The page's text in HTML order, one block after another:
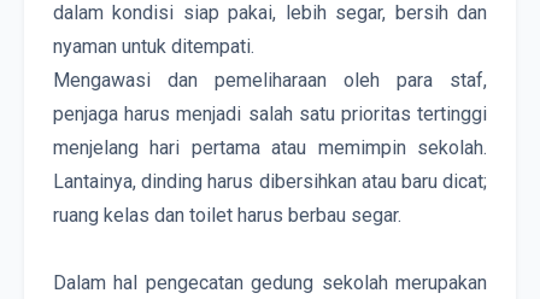
dalam kondisi siap pakai, lebih segar, bersih dan
nyaman untuk ditempati.
Mengawasi dan pemeliharaan oleh para staf,
penjaga harus menjadi salah satu prioritas tertinggi
menjelang hari pertama atau memimpin sekolah.
Lantainya, dinding harus dibersihkan atau baru dicat;
ruang kelas dan toilet harus berbau segar.
Dalam hal pengecatan gedung sekolah merupakan